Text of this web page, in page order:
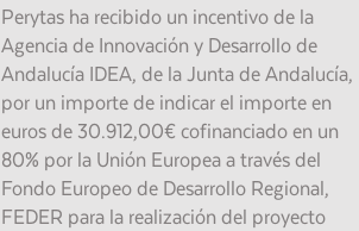
Perytas ha recibido un incentivo de la
Agencia de Innovación y Desarrollo de
Andalucía IDEA, de la Junta de Andalucía,
por un importe de indicar el importe en
euros de 30.912,00€ cofinanciado en un
80% por la Unión Europea a través del
Fondo Europeo de Desarrollo Regional,
FEDER para la realización del proyecto